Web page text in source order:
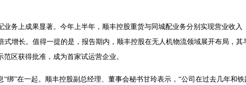
业务上成果显著。今年上半年，顺丰控股重货与同城配业务分别实现营业收入
式增长。值得一提的是，报告期内，顺丰控股在无人机物流领域展开布局，其
区获得批准，成为首家试运营企业。
绑”在一起。顺丰控股副总经理、董事会秘书甘玲表示，“公司在过去几年和铁